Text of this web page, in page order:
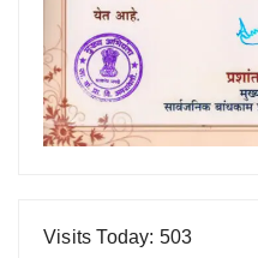
Visits Today: 503